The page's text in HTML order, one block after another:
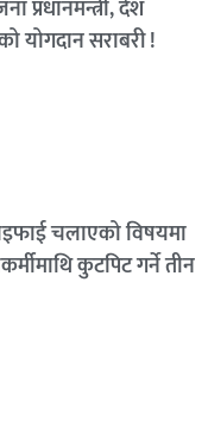
प्रधानमन्त्री, देश
योगदान सराबरी !
चलाएको विषयमा
कुटपिट गर्ने तीन